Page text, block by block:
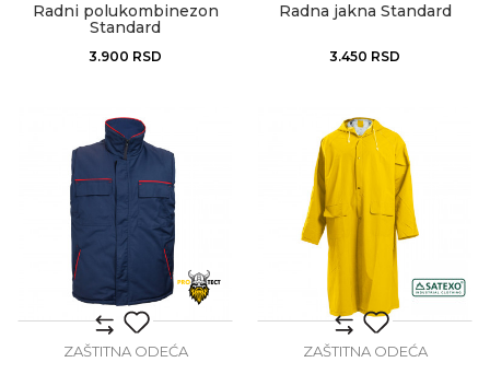
Radni polukombinezon
Standard
3.900 RSD
Radna jakna Standard
3.450 RSD
ZAŠTITNA ODEĆA ZAŠTITNA ODEĆA